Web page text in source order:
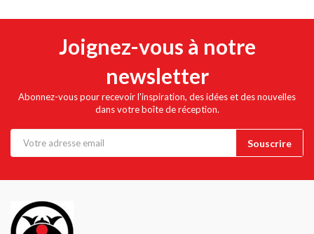
Joignez-vous à notre
newsletter
Abonnez-vous pour recevoir l'inspiration, des idées et des nouvelles
dans votre boîte de réception.